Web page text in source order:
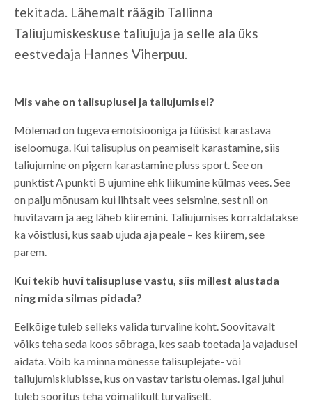
tekitada. Lähemalt räägib Tallinna
Taliujumiskeskuse taliujuja ja selle ala üks
eestvedaja Hannes Viherpuu.
Mis vahe on talisuplusel ja taliujumisel?
Mõlemad on tugeva emotsiooniga ja füüsist karastava
iseloomuga. Kui talisuplus on peamiselt karastamine, siis
taliujumine on pigem karastamine pluss sport. See on
punktist A punkti B ujumine ehk liikumine külmas vees. See
on palju mõnusam kui lihtsalt vees seismine, sest nii on
huvitavam ja aeg läheb kiiremini. Taliujumises korraldatakse
ka võistlusi, kus saab ujuda aja peale – kes kiirem, see
parem.
Kui tekib huvi talisupluse vastu, siis millest alustada
ning mida silmas pidada?
Eelkõige tuleb selleks valida turvaline koht. Soovitavalt
võiks teha seda koos sõbraga, kes saab toetada ja vajadusel
aidata. Võib ka minna mõnesse talisuplejate- või
taliujumisklubisse, kus on vastav taristu olemas. Igal juhul
tuleb sooritus teha võimalikult turvaliselt.